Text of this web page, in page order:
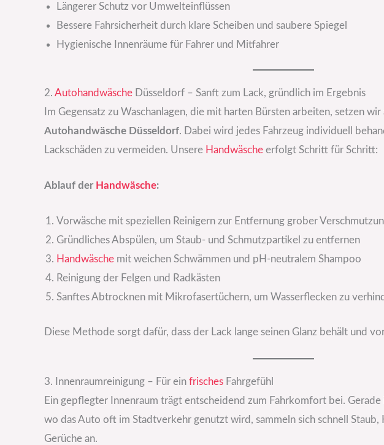
Längerer Schutz vor Umwelteinflüssen
Bessere Fahrsicherheit durch klare Scheiben und saubere Spiegel
Hygienische Innenräume für Fahrer und Mitfahrer
2. Autohandwäsche Düsseldorf – Sanft zum Lack, gründlich im Ergebnis
Im Gegensatz zu Waschanlagen, die mit harten Bürsten arbeiten, setzen
Autohandwäsche Düsseldorf. Dabei wird jedes Fahrzeug individuell
Lackschäden zu vermeiden. Unsere Handwäsche erfolgt Schritt für Schritt:
Ablauf der Handwäsche:
Vorwäsche mit speziellen Reinigern zur Entfernung grober
Gründliches Abspülen, um Staub- und Schmutzpartikel zu entfernen
Handwäsche mit weichen Schwämmen und pH-neutralem Shampoo
Reinigung der Felgen und Radkästen
Sanftes Abtrocknen mit Mikrofasertüchern, um Wasserflecken zu
Diese Methode sorgt dafür, dass der Lack lange seinen Glanz behält und
3. Innenraumreinigung – Für ein frisches Fahrgefühl
Ein gepflegter Innenraum trägt entscheidend zum Fahrkomfort bei.
wo das Auto oft im Stadtverkehr genutzt wird, sammeln sich schnell Staub,
Gerüche an.